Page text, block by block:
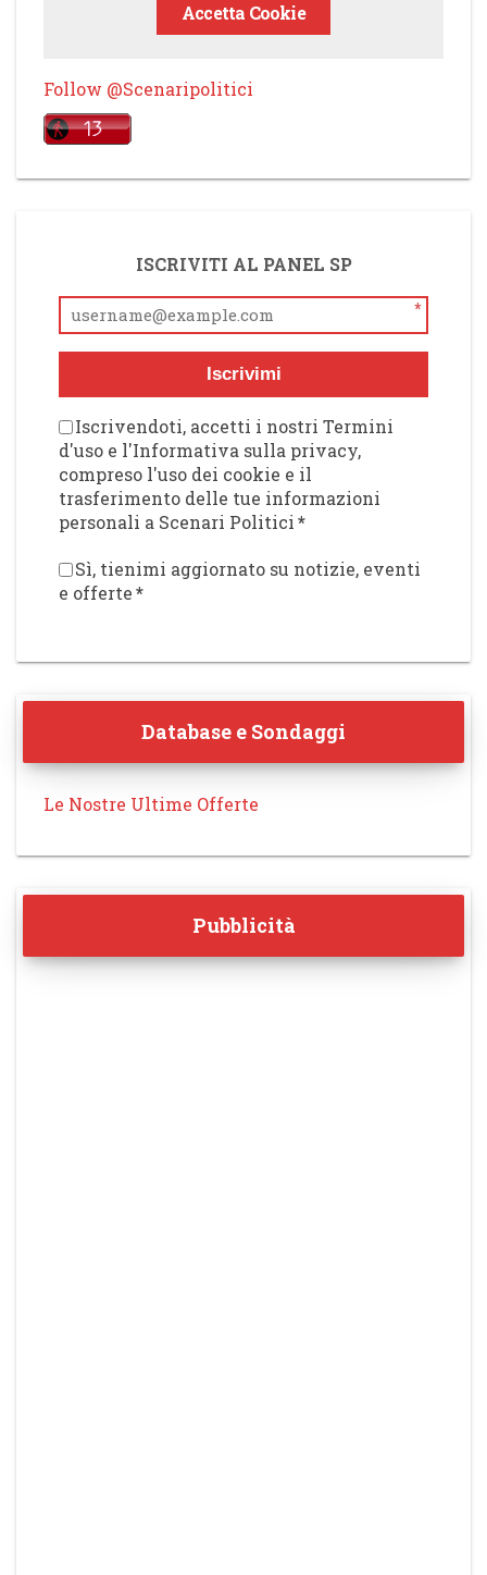
Accetta Cookie
Follow @Scenaripolitici
ISCRIVITI AL PANEL SP
*
Iscrivimi
Iscrivendoti, accetti i nostri Termini
d'uso e l'Informativa sulla privacy,
compreso l'uso dei cookie e il
trasferimento delle tue informazioni
personali a Scenari Politici*
Sì, tienimi aggiornato su notizie, eventi
e offerte*
Database e Sondaggi
Le Nostre Ultime Offerte
Pubblicità